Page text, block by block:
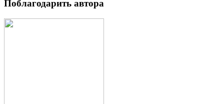
Поблагодарить автора